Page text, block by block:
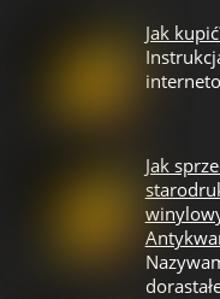
Jak
Jak